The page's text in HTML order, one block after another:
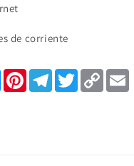
de corriente
Messenger
PinterestTelegramTwitterCopy
Link